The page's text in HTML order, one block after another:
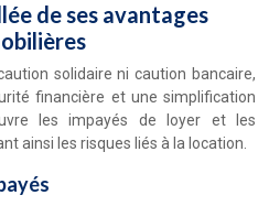
de ses avantages
solidaire ni caution bancaire,
financière et une simplification
les impayés de loyer et les
ainsi les risques liés à la location.